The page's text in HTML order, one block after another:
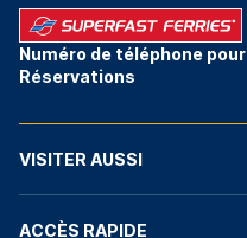
Numéro de téléphone pour
Réservations
VISITER AUSSI
ACCÈS RAPIDE